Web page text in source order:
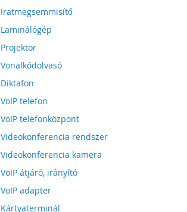
Iratmegsemmisítő
Laminálógép
Projektor
Vonalkódolvasó
Diktafon
VoIP telefon
VoIP telefonközpont
Videokonferencia rendszer
Videokonferencia kamera
VoIP átjáró, irányító
VoIP adapter
Kártyaterminál